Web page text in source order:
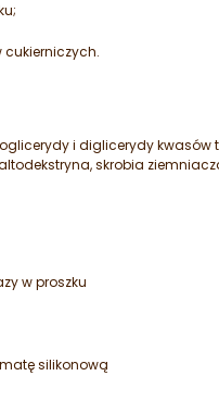
i diglicerydy kwasów
skrobia
w proszku
silikonową